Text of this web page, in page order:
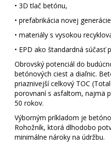
• 3D tlač betónu,
• prefabrikácia novej
• materiály s vysokou
• EPD ako štandardná
Obrovský potenciál do
betónových ciest a diaľnic.
priaznivejší celkový TOC
porovnaní s asfaltom, najmä
50 rokov.
Výborným príkladom je
Rohožník, ktorá dlhodobo
minimálne nároky na údržbu.